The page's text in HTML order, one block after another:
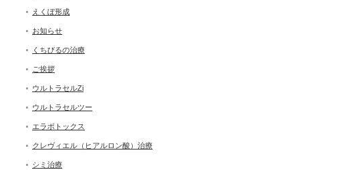
えくぼ形成
お知らせ
くちびるの治療
ご挨拶
ウルトラセルZi
ウルトラセルツー
エラボトックス
クレヴィエル（ヒアルロン酸）治療
シミ治療